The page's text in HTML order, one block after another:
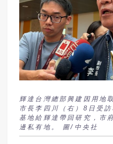
輝達台灣總部興建因用地
市長李四川（右）8日受
基地給輝達帶回研究，市
邊私有地。 圖/中央社